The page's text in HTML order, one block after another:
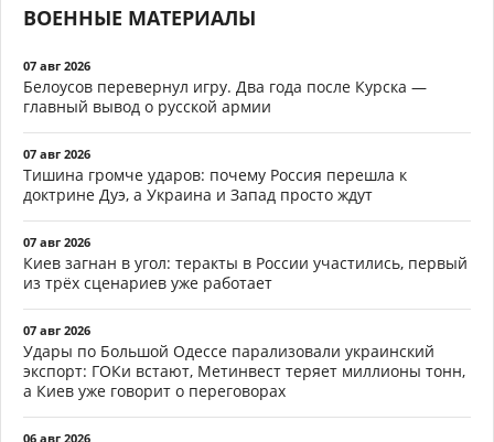
ВОЕННЫЕ МАТЕРИАЛЫ
07 авг 2026
Белоусов перевернул игру. Два года после Курска —
главный вывод о русской армии
07 авг 2026
Тишина громче ударов: почему Россия перешла к
доктрине Дуэ, а Украина и Запад просто ждут
07 авг 2026
Киев загнан в угол: теракты в России участились, первый
из трёх сценариев уже работает
07 авг 2026
Удары по Большой Одессе парализовали украинский
экспорт: ГОКи встают, Метинвест теряет миллионы тонн,
а Киев уже говорит о переговорах
06 авг 2026